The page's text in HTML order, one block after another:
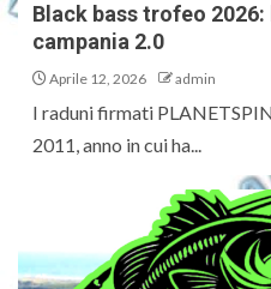
Black bass trofeo
campania 2.0
Aprile 12, 2026 admin
I raduni firmati
2011, anno in cui ha...